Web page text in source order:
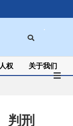
权 关于我们
判刑